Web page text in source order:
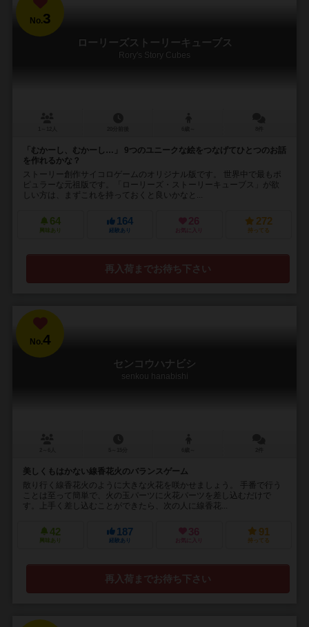
No.3
ローリーズストーリーキューブス
Rory's Story Cubes
「むかーし、むかーし…」 9つのユニークな絵をつなげてひとつのお話
を作れるかな？
ストーリー創作サイコロゲームのオリジナル版です。 世界中で最もポ
ピュラーな元祖版です。「ローリーズ・ストーリーキューブス」が欲
しい方は、まずこれを持っておくと良いかなと...
64
興味あり
164
経験あり
26
お気に入り
272
持ってる
再入荷までお待ち下さい
No.4
センコウハナビシ
senkou hanabishi
美しくもはかない線香花火のバランスゲーム
散り行く線香花火のように大きな火花を咲かせましょう。 手番で行う
ことは至って簡単で、火の玉パーツに火花パーツを差し込むだけで
す。上手く差し込むことができたら、次の人に線香花...
42
興味あり
187
経験あり
36
お気に入り
91
持ってる
再入荷までお待ち下さい